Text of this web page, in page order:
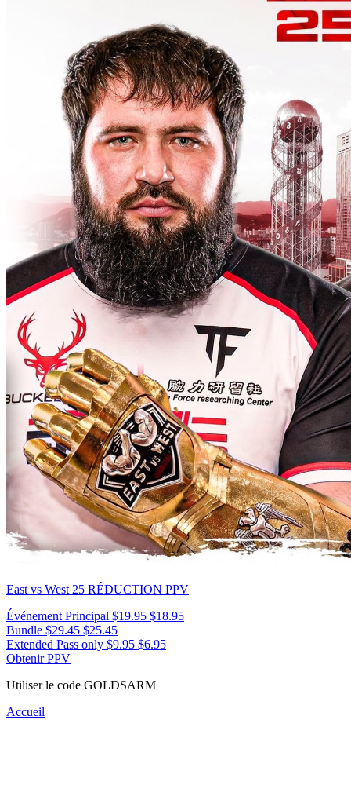
East vs West 25 RÉDUCTION PPV
Événement Principal $19.95 $18.95
Bundle $29.45 $25.45
Extended Pass only $9.95 $6.95
Obtenir PPV
Utiliser le code GOLDSARM
Accueil